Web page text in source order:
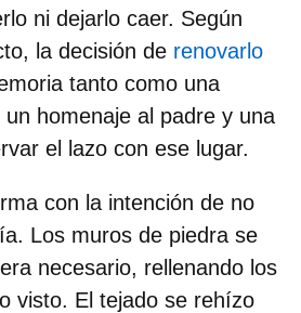
ni dejarlo caer. Según
la decisión de renovarlo
tanto como una
un homenaje al padre y una
el lazo con ese lugar.
con la intención de no
. Los muros de piedra se
necesario, rellenando los
visto. El tejado se rehízo